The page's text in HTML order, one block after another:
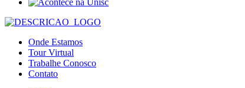
Onde Estamos
Tour Virtual
Trabalhe Conosco
Contato